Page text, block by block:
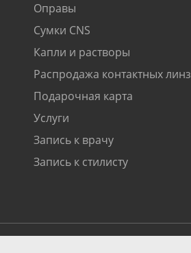
Оправы
Сумки CNS
Капли и растворы
Распродажа контактных линз
Подарочная карта
Услуги
Запись к врачу
Запись к стилисту